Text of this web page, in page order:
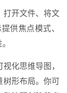
打开文件、将文
供焦点模式、
化思维导图，
树形布局。你可